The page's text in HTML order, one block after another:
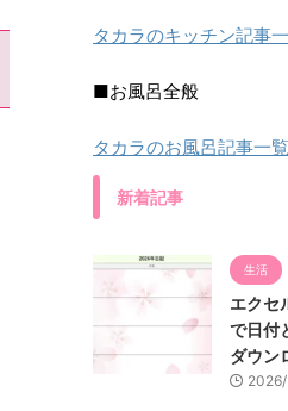
タカラのキッチン記事
■お風呂全般
タカラのお風呂記事一覧
新着記事
生活
エクセ
で日付
ダウン